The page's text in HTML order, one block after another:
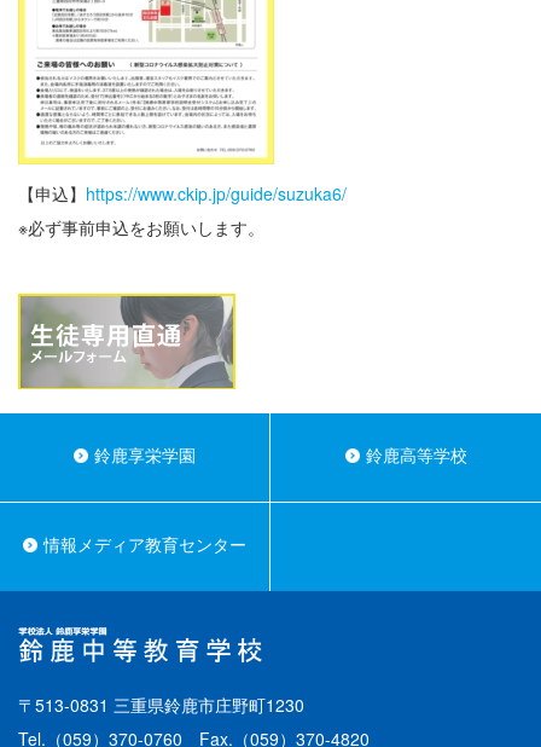
【申込】 https://www.ckip.jp/guide/suzuka6/
※必ず事前申込をお願いします。
鈴鹿享栄学園 鈴鹿高等学校
情報メディア教育センター
〒513-0831 三重県鈴鹿市庄野町1230
Tel. （059）370-0760 Fax.（059）370-4820